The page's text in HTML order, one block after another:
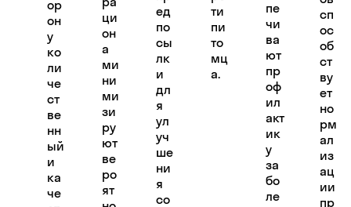
ор
он
у
ко
ли
че
ст
ве
нн
ый
и
ка
че
ци
он
а
ми
ни
ми
зи
ру
ют
ве
ро
ят
ед
по
сы
лк
и
дл
я
ул
уч
ше
ни
я
со
ти
пи
то
мц
а.
пе
чи
ва
ют
пр
оф
ил
акт
ик
у
за
бо
ле
сп
ос
об
ст
ву
ет
но
рм
ал
из
ац
ии
пр